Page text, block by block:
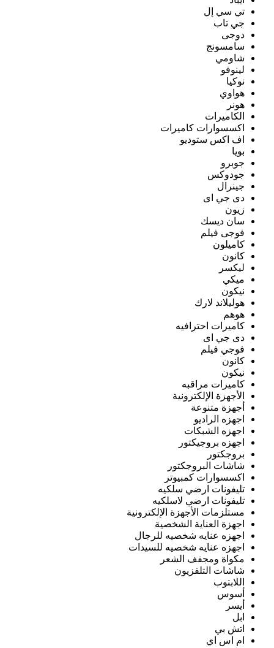
تي سي إل
جي تاب
دوجى
سامسونج
شاومي
لينوفو
نوكيا
هواوي
هونر
الكاميرات
اكسسوارات كاميرات
اف اكس ستوديو
بويا
جوبرو
جودوكس
جينرال
دى جي اى
زيون
سان ديسك
فوجى فيلم
كاميلون
كانون
ليكسر
ميكي
نيكون
هوليلاند لارك
هوهم
كاميرات احترافيه
دى جي اى
فوجي فيلم
كانون
نيكون
كاميرات مراقبه
الأجهزة الإلكترونية
أجهزة متنوعة
اجهزه الراديو
اجهزه الشبكات
اجهزه بروجيكتور
بروجكتور
شاشات البروجكتور
اكسسوارات كمبيوتر
تليفونات ارضي سلكيه
تليفونات ارضي لاسلكيه
مستلزمات الأجهزة الإلكترونية
اجهزة العناية الشخصية
اجهزه عنايه شخصيه للرجال
اجهزه عنايه شخصيه للسيدات
مكواة ومجفف الشعر
شاشات التلفزيون
اللابتوب
أسوس
أيسر
ابل
اتش بي
ام اس اي